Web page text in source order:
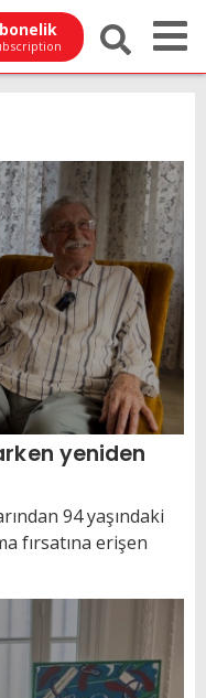
yeniden
94 yaşındaki
fırsatına erişen